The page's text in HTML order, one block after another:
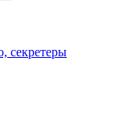
секретеры